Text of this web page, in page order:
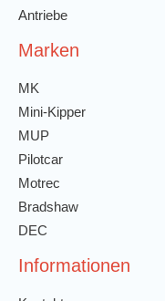
Antriebe
Marken
MK
Mini-Kipper
MUP
Pilotcar
Motrec
Bradshaw
DEC
Informationen